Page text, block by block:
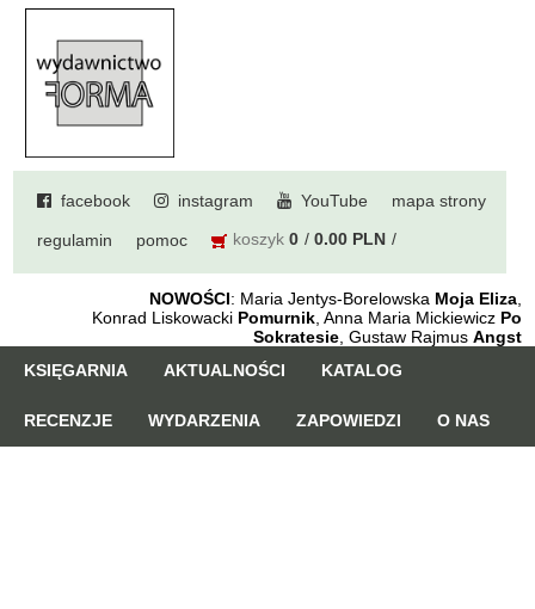
facebook instagram YouTube mapa strony
regulamin pomoc koszyk 0 0.00 PLN
NOWOŚCI: Maria Jentys-Borelowska Moja Eliza,
Konrad Liskowacki Pomurnik, Anna Maria Mickiewicz Po
Sokratesie, Gustaw Rajmus Angst
KSIĘGARNIA
AKTUALNOŚCI KATALOG
RECENZJE WYDARZENIA ZAPOWIEDZI O NAS